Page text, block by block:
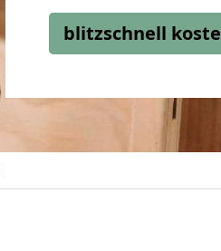
blitzschnell